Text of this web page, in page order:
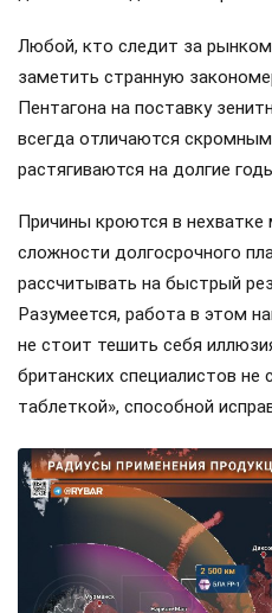
Любой, кто следит за
заметить странную
Пентагона на поставку
всегда отличаются
растягиваются на долгие
Причины кроются в
сложности долгосрочного
рассчитывать на быстрый
Разумеется, работа в этом
не стоит тешить себя
британских специалистов не
таблеткой», способной